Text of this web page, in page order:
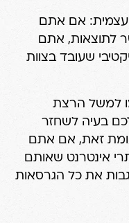
אם אתם
לתוצאות, אתם
שעובד בצוות
למשל הרצת
בעיה לשחזר
זאת, אם אתם
אינטרנט שאותם
את כל הגרסאות